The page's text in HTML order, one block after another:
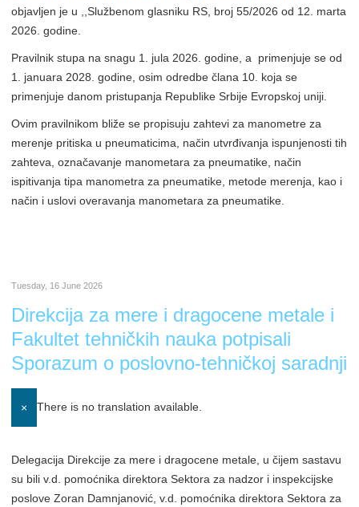
objavljen je u ,,Službenom glasniku RS, broj 55/2026 od 12. marta
2026. godine.
Pravilnik stupa na snagu 1. jula 2026. godine, a primenjuje se od
1. januara 2028. godine, osim odredbe člana 10. koja se
primenjuje danom pristupanja Republike Srbije Evropskoj uniji.
Ovim pravilnikom bliže se propisuju zahtevi za manometre za
merenje pritiska u pneumaticima, način utvrđivanja ispunjenosti tih
zahteva, označavanje manometara za pneumatike, način
ispitivanja tipa manometra za pneumatike, metode merenja, kao i
način i uslovi overavanja manometara za pneumatike.
Tuesday, 16 June 2026
Direkcija za mere i dragocene metale i
Fakultet tehničkih nauka potpisali
Sporazum o poslovno-tehničkoj saradnji
× There is no translation available.
Delegacija Direkcije za mere i dragocene metale, u čijem sastavu
su bili v.d. pomoćnika direktora Sektora za nadzor i inspekcijske
poslove Zoran Damnjanović, v.d. pomoćnika direktora Sektora za